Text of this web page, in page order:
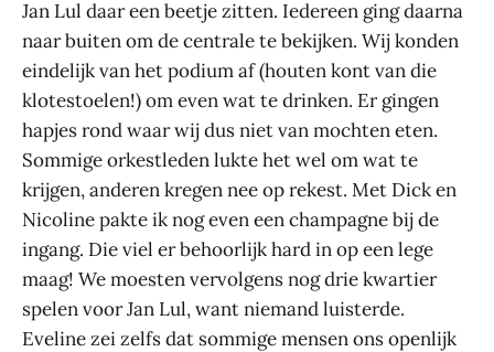
Jan Lul daar een beetje zitten. Iedereen ging daarna
naar buiten om de centrale te bekijken. Wij konden
eindelijk van het podium af (houten kont van die
klotestoelen!) om even wat te drinken. Er gingen
hapjes rond waar wij dus niet van mochten eten.
Sommige orkestleden lukte het wel om wat te
krijgen, anderen kregen nee op rekest. Met Dick en
Nicoline pakte ik nog even een champagne bij de
ingang. Die viel er behoorlijk hard in op een lege
maag! We moesten vervolgens nog drie kwartier
spelen voor Jan Lul, want niemand luisterde.
Eveline zei zelfs dat sommige mensen ons openlijk